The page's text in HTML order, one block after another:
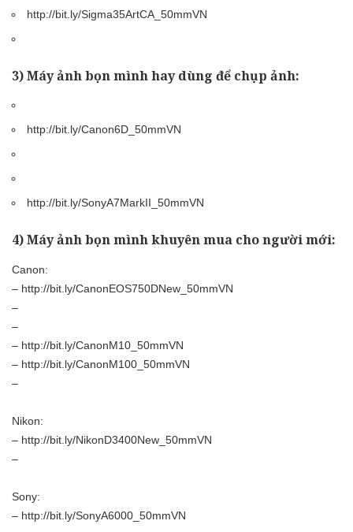
http://bit.ly/Sigma35ArtCA_50mmVN
3) Máy ảnh bọn mình hay dùng để chụp ảnh:
http://bit.ly/Canon6D_50mmVN
http://bit.ly/SonyA7MarkII_50mmVN
4) Máy ảnh bọn mình khuyên mua cho người mới:
Canon:
– http://bit.ly/CanonEOS750DNew_50mmVN
–
–
– http://bit.ly/CanonM10_50mmVN
– http://bit.ly/CanonM100_50mmVN
–
Nikon:
– http://bit.ly/NikonD3400New_50mmVN
–
Sony:
– http://bit.ly/SonyA6000_50mmVN